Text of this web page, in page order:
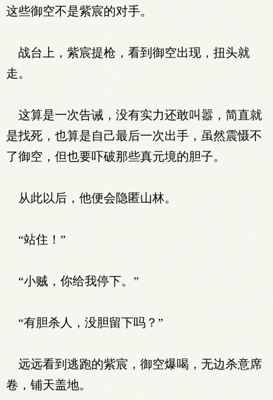
这些御空不是紫宸的对手。
战台上，紫宸提枪，看到御空出现，扭头就
走。
这算是一次告诫，没有实力还敢叫嚣，简直就
是找死，也算是自己最后一次出手，虽然震慑不
了御空，但也要吓破那些真元境的胆子。
从此以后，他便会隐匿山林。
“站住！”
“小贼，你给我停下。”
“有胆杀人，没胆留下吗？”
远远看到逃跑的紫宸，御空爆喝，无边杀意席
卷，铺天盖地。